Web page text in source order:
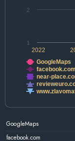
2022
1
2
GoogleMaps
facebook.com
near-
GoogleMaps
facebook.com